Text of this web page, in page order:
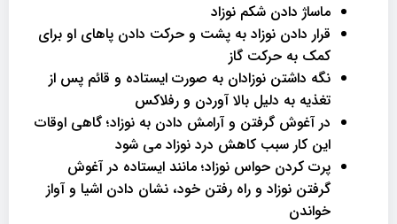
ماساژ دادن شکم نوزاد
قرار دادن نوزاد به پشت و حرکت دادن پاهای او برای
کمک به حرکت گاز
نگه داشتن نوزادان به صورت ایستاده و قائم پس از
تغذیه به دلیل بالا آوردن و رفلاکس
در آغوش گرفتن و آرامش دادن به نوزاد؛ گاهی اوقات
این کار سبب کاهش درد نوزاد می شود
پرت کردن حواس نوزاد؛ مانند ایستاده در آغوش
گرفتن نوزاد و راه رفتن خود، نشان دادن اشیا و آواز
خواندن